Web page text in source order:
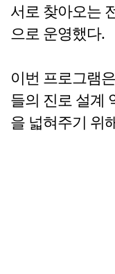
서로 찾아오는
으로 운영했다.
이번 프로그램
들의 진로 설계
을 넓혀주기 위